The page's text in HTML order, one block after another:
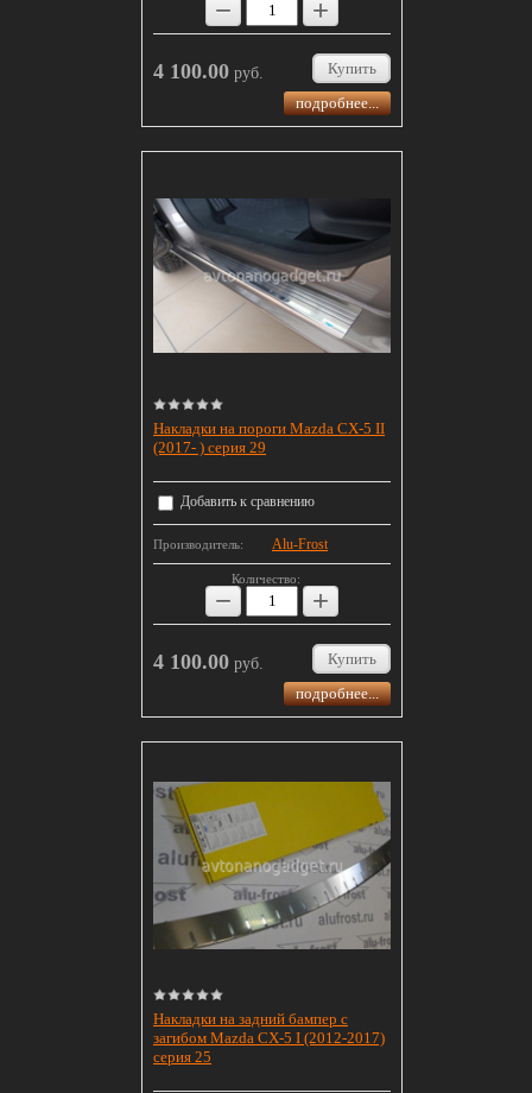
− +
4 100.00 руб.
Купить
подробнее...
Накладки на пороги Mazda CX-5 II
(2017- ) серия 29
Добавить к сравнению
Производитель: Alu-Frost
Количество:
− +
4 100.00 руб.
Купить
подробнее...
Накладки на задний бампер с
загибом Mazda CX-5 I (2012-2017)
серия 25